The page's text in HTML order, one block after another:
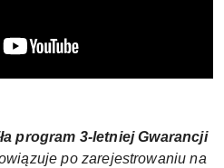
program 3-letniej Gwarancji
po zarejestrowaniu na